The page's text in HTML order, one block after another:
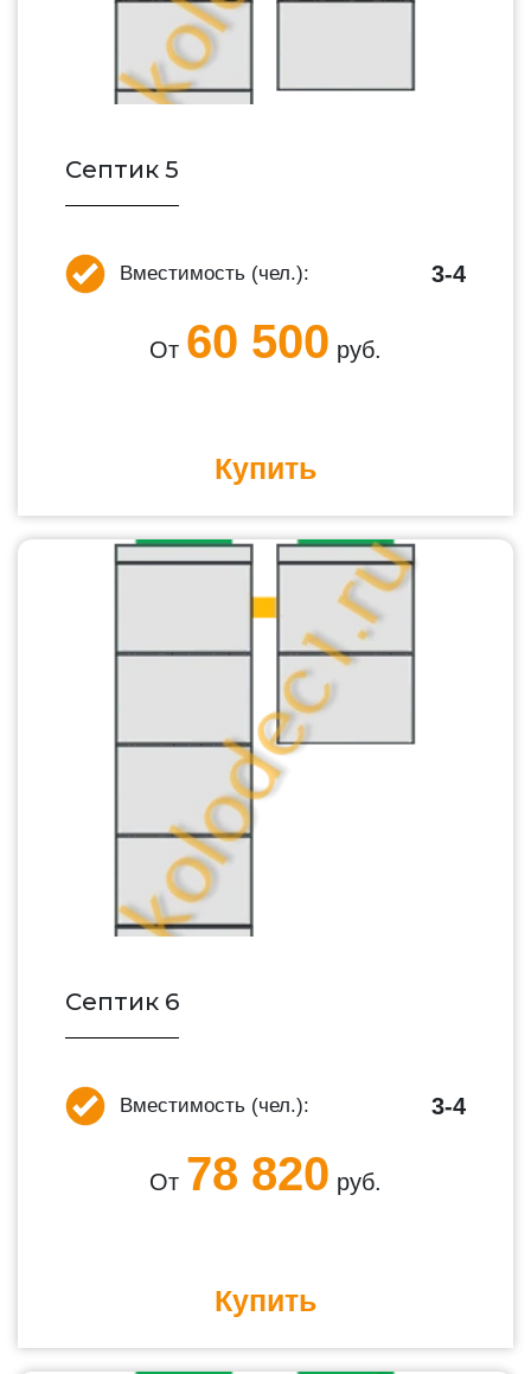
Септик 5
Вместимость (чел.): 3-4
От 60 500 руб.
Купить
Септик 6
Вместимость (чел.): 3-4
От 78 820 руб.
Купить